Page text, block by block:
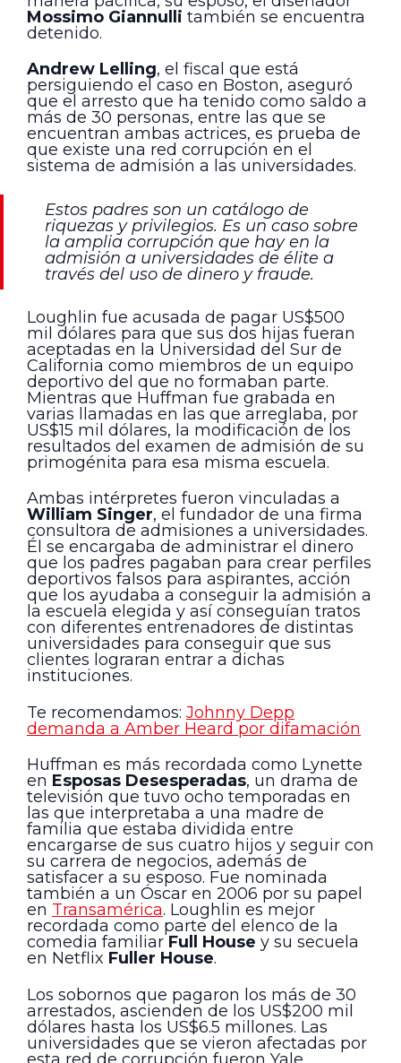
Mossimo Giannulli también se encuentra
detenido.
Andrew Lelling, el fiscal que está
persiguiendo el caso en Boston, aseguró
que el arresto que ha tenido como saldo a
más de 30 personas, entre las que se
encuentran ambas actrices, es prueba de
que existe una red corrupción en el
sistema de admisión a las universidades.
Estos padres son un catálogo de
riquezas y privilegios. Es un caso sobre
la amplia corrupción que hay en la
admisión a universidades de élite a
través del uso de dinero y fraude.
Loughlin fue acusada de pagar US$500
mil dólares para que sus dos hijas fueran
aceptadas en la Universidad del Sur de
California como miembros de un equipo
deportivo del que no formaban parte.
Mientras que Huffman fue grabada en
varias llamadas en las que arreglaba, por
US$15 mil dólares, la modificación de los
resultados del examen de admisión de su
primogénita para esa misma escuela.
Ambas intérpretes fueron vinculadas a
William Singer, el fundador de una firma
consultora de admisiones a universidades.
Él se encargaba de administrar el dinero
que los padres pagaban para crear perfiles
deportivos falsos para aspirantes, acción
que los ayudaba a conseguir la admisión a
la escuela elegida y así conseguían tratos
con diferentes entrenadores de distintas
universidades para conseguir que sus
clientes lograran entrar a dichas
instituciones.
Te recomendamos: Johnny Depp
demanda a Amber Heard por difamación
Huffman es más recordada como Lynette
en Esposas Desesperadas, un drama de
televisión que tuvo ocho temporadas en
las que interpretaba a una madre de
familia que estaba dividida entre
encargarse de sus cuatro hijos y seguir con
su carrera de negocios, además de
satisfacer a su esposo. Fue nominada
también a un Óscar en 2006 por su papel
en Transamérica. Loughlin es mejor
recordada como parte del elenco de la
comedia familiar Full House y su secuela
en Netflix Fuller House.
Los sobornos que pagaron los más de 30
arrestados, ascienden de los US$200 mil
dólares hasta los US$6.5 millones. Las
universidades que se vieron afectadas por
esta red de corrupción fueron Yale,